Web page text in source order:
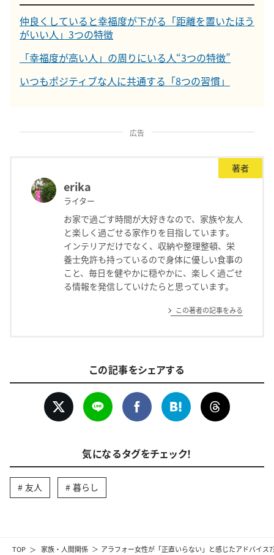
TOP 家族・人間関係 アラフォー女性が「正直いらない」と感じたアドバイ
仲良くしていると幸福度が下がる「距離を置いたほう
がいい人」3つの特徴
「幸福度が高い人」の周りにいる人“3つの特徴”
いつもポジティブな人に共通する「8つの習慣」
広告
著者
erika
ライター
お家で過ごす時間が大好きなので、家族や友人
と楽しく過ごせる家作りを目指しています。
インテリアだけでなく、収納や整理整頓、栄
養士免許も持っているので身体に優しい食事の
こと、毎日を健やかに穏やかに、楽しく過ごせ
る情報を発信していけたらと思っています。
この著者の記事をみる
この記事をシェアする
気になるタグをチェック！
友人 暮らし